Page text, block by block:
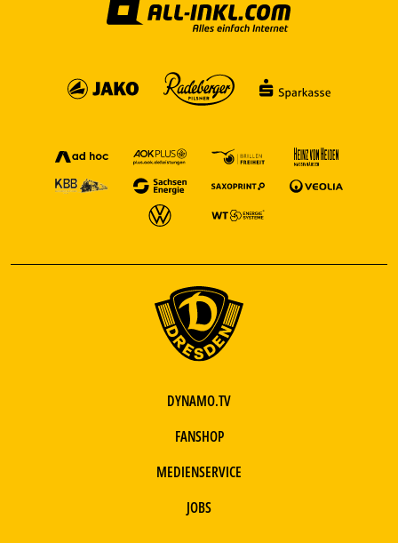
DYNAMO.TV
FANSHOP
MEDIENSERVICE
JOBS